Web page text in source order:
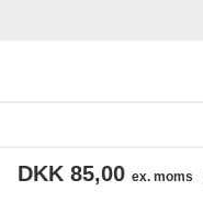
DKK 85,00 ex. moms